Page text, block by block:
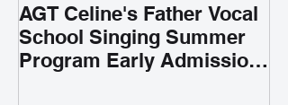
AGT Celine's Father Vocal
School Singing Summer
Program Early Admission